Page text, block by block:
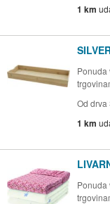
1 km
Ponuda
Od drva
1 km
Ponuda